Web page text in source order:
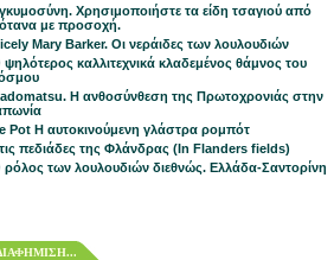
Χρησιμοποιήστε τα είδη τσαγιού από
με προσοχή.
Mary Barker. Οι νεράιδες των λουλουδιών
καλλιτεχνικά κλαδεμένος θάμνος του
Η ανθοσύνθεση της Πρωτοχρονιάς στην
Pot Η αυτοκινούμενη γλάστρα ρομπότ
πεδιάδες της Φλάνδρας (In Flanders fields)
των λουλουδιών διεθνώς. Ελλάδα-Σαντορίνη